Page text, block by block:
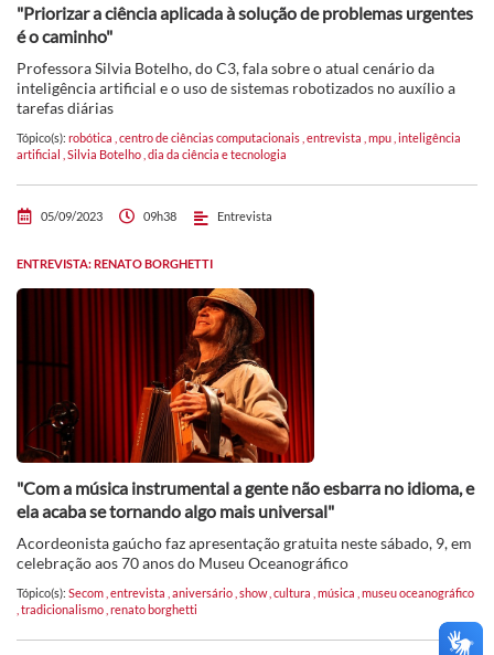
"Priorizar a ciência aplicada à solução de problemas urgentes
é o caminho"
Professora Silvia Botelho, do C3, fala sobre o atual cenário da
inteligência artificial e o uso de sistemas robotizados no auxílio a
tarefas diárias
Tópico(s): robótica centro de ciências computacionais entrevista mpu inteligência
artificial Silvia Botelho dia da ciência e tecnologia
05/09/2023 09h38 Entrevista
ENTREVISTA: RENATO BORGHETTI
"Com a música instrumental a gente não esbarra no idioma, e
ela acaba se tornando algo mais universal"
Acordeonista gaúcho faz apresentação gratuita neste sábado, 9, em
celebração aos 70 anos do Museu Oceanográfico
Tópico(s): Secom entrevista aniversário show cultura música museu oceanográfico
tradicionalismo renato borghetti